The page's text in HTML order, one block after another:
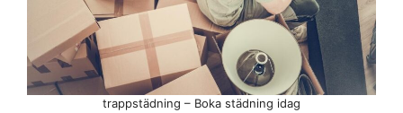
trappstädning – Boka städning idag